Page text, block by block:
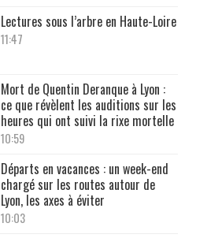
Lectures sous l’arbre en Haute-Loire
11:47
Mort de Quentin Deranque à Lyon :
ce que révèlent les auditions sur les
heures qui ont suivi la rixe mortelle
10:59
Départs en vacances : un week-end
chargé sur les routes autour de
Lyon, les axes à éviter
10:03